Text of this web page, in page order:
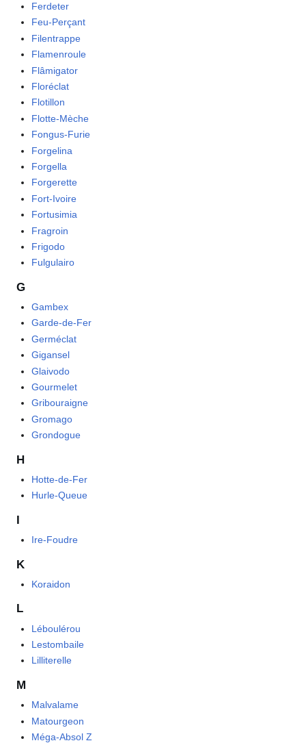
Ferdeter
Feu-Perçant
Filentrappe
Flamenroule
Flâmigator
Floréclat
Flotillon
Flotte-Mèche
Fongus-Furie
Forgelina
Forgella
Forgerette
Fort-Ivoire
Fortusimia
Fragroin
Frigodo
Fulgulairo
G
Gambex
Garde-de-Fer
Germéclat
Gigansel
Glaivodo
Gourmelet
Gribouraigne
Gromago
Grondogue
H
Hotte-de-Fer
Hurle-Queue
I
Ire-Foudre
K
Koraidon
L
Léboulérou
Lestombaile
Lilliterelle
M
Malvalame
Matourgeon
Méga-Absol Z